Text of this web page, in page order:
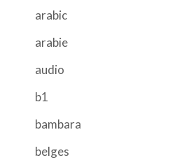
arabic
arabie
audio
b1
bambara
belges